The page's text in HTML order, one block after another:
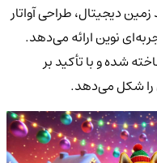
دیجیتال، طراحی آواتار
نوین ارائه می‌دهد.
شده و با تأکید بر
را شکل می‌دهد.